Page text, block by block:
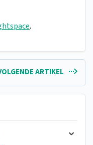
.
ARTIKEL